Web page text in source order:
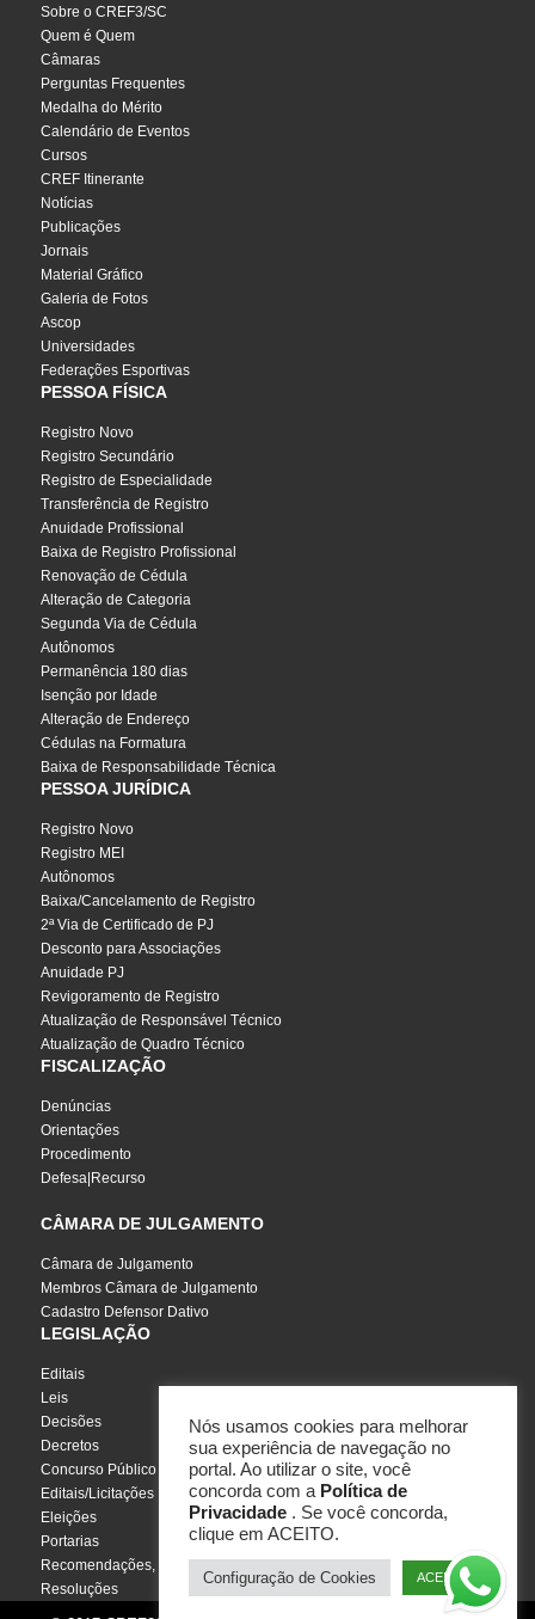
Sobre o CREF3/SC
Quem é Quem
Câmaras
Perguntas Frequentes
Medalha do Mérito
Calendário de Eventos
Cursos
CREF Itinerante
Notícias
Publicações
Jornais
Material Gráfico
Galeria de Fotos
Ascop
Universidades
Federações Esportivas
PESSOA FÍSICA
Registro Novo
Registro Secundário
Registro de Especialidade
Transferência de Registro
Anuidade Profissional
Baixa de Registro Profissional
Renovação de Cédula
Alteração de Categoria
Segunda Via de Cédula
Autônomos
Permanência 180 dias
Isenção por Idade
Alteração de Endereço
Cédulas na Formatura
Baixa de Responsabilidade Técnica
PESSOA JURÍDICA
Registro Novo
Registro MEI
Autônomos
Baixa/Cancelamento de Registro
2ª Via de Certificado de PJ
Desconto para Associações
Anuidade PJ
Revigoramento de Registro
Atualização de Responsável Técnico
Atualização de Quadro Técnico
FISCALIZAÇÃO
Denúncias
Orientações
Procedimento
Defesa|Recurso
CÂMARA DE JULGAMENTO
Câmara de Julgamento
Membros Câmara de Julgamento
Cadastro Defensor Dativo
LEGISLAÇÃO
Editais
Leis
Decisões
Decretos
Concurso Público
Editais/Licitações
Eleições
Portarias
Recomendações, Pareceres e Notas
Resoluções
Nós usamos cookies para melhorar
sua experiência de navegação no
portal. Ao utilizar o site, você
concorda com a Política de
Privacidade . Se você concorda,
clique em ACEITO.
Configuração de Cookies ACEITO